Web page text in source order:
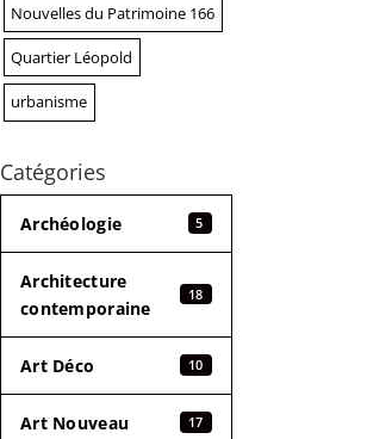
Nouvelles du Patrimoine 166
Quartier Léopold
urbanisme
Catégories
Archéologie 5
Architecture
contemporaine
18
Art Déco 10
Art Nouveau 17